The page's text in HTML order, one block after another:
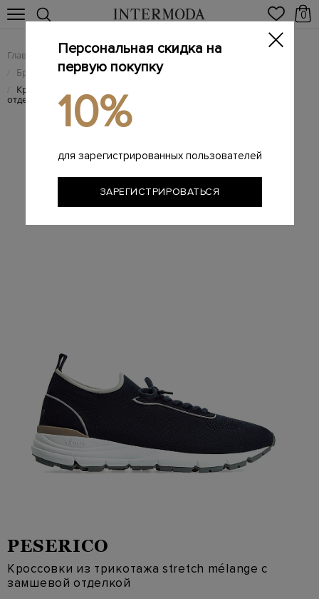
0
Главная Мужчинам / Брендовая мужская обувь
/ Брендовые мужские кроссовки
/ Кроссовки из трикотажа stretch mélange с замшевой
отделкой
PESERICO
Кроссовки из трикотажа stretch mélange с
замшевой отделкой
Персональная скидка на
первую покупку
10%
для зарегистрированных пользователей
ЗАРЕГИСТРИРОВАТЬСЯ